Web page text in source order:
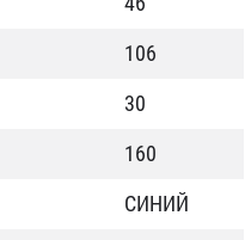
106
30
160
СИНИЙ